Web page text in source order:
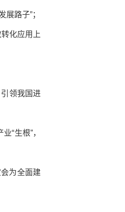
路子”；
化应用上
领我国进
“生根”，
为全面建